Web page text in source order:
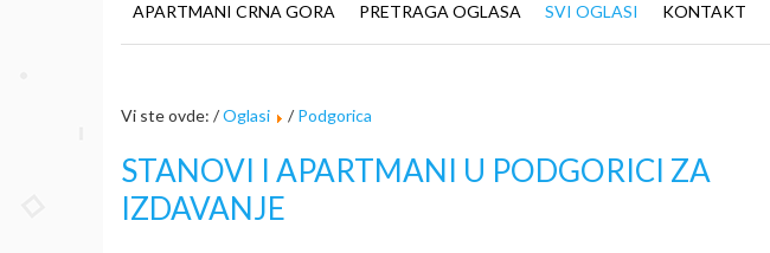
APARTMANI CRNA GORA PRETRAGA OGLASA SVI OGLASI KONTAKT
Vi ste ovde: /Oglasi /Podgorica
STANOVI I APARTMANI U PODGORICI ZA
IZDAVANJE